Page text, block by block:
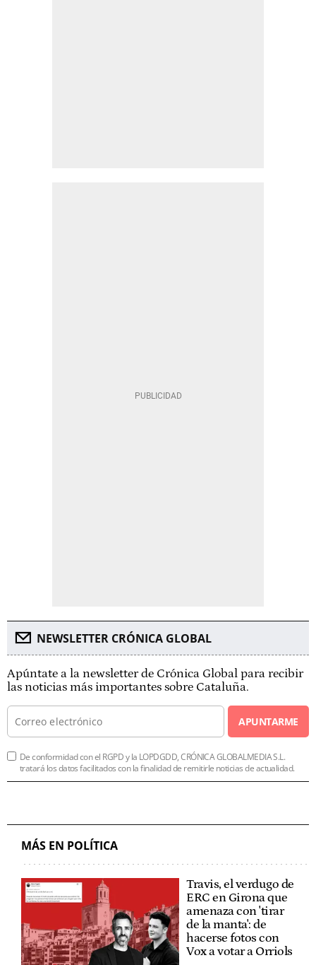
NEWSLETTER CRÓNICA GLOBAL
Apúntate a la newsletter de Crónica Global para recibir
las noticias más importantes sobre Cataluña.
APUNTARME
De conformidad con el RGPD y la LOPDGDD, CRÓNICA GLOBALMEDIA S.L.
tratará los datos facilitados con la finalidad de remitirle noticias de actualidad.
MÁS EN POLÍTICA
Travis, el verdugo de
ERC en Girona que
amenaza con 'tirar
de la manta': de
hacerse fotos con
Vox a votar a Orriols